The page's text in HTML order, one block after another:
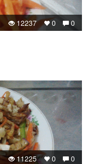
0
0
12237
0
0
11225